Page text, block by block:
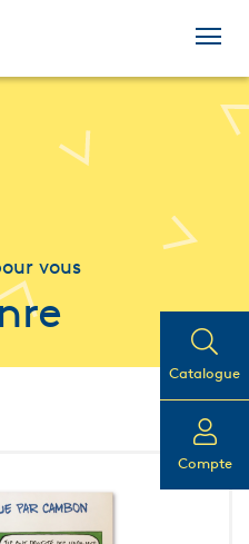
Catalogue
Compte
vous